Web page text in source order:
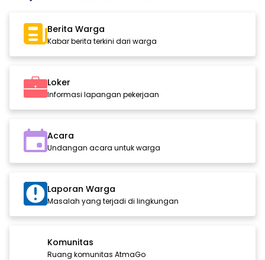
Berita Warga
Kabar berita terkini dari warga
Loker
Informasi lapangan pekerjaan
Acara
Undangan acara untuk warga
Laporan Warga
Masalah yang terjadi di lingkungan
Komunitas
Ruang komunitas AtmaGo